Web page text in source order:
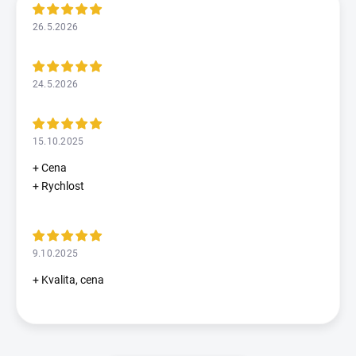
26.5.2026
24.5.2026
15.10.2025
+ Cena
+ Rychlost
9.10.2025
+ Kvalita, cena